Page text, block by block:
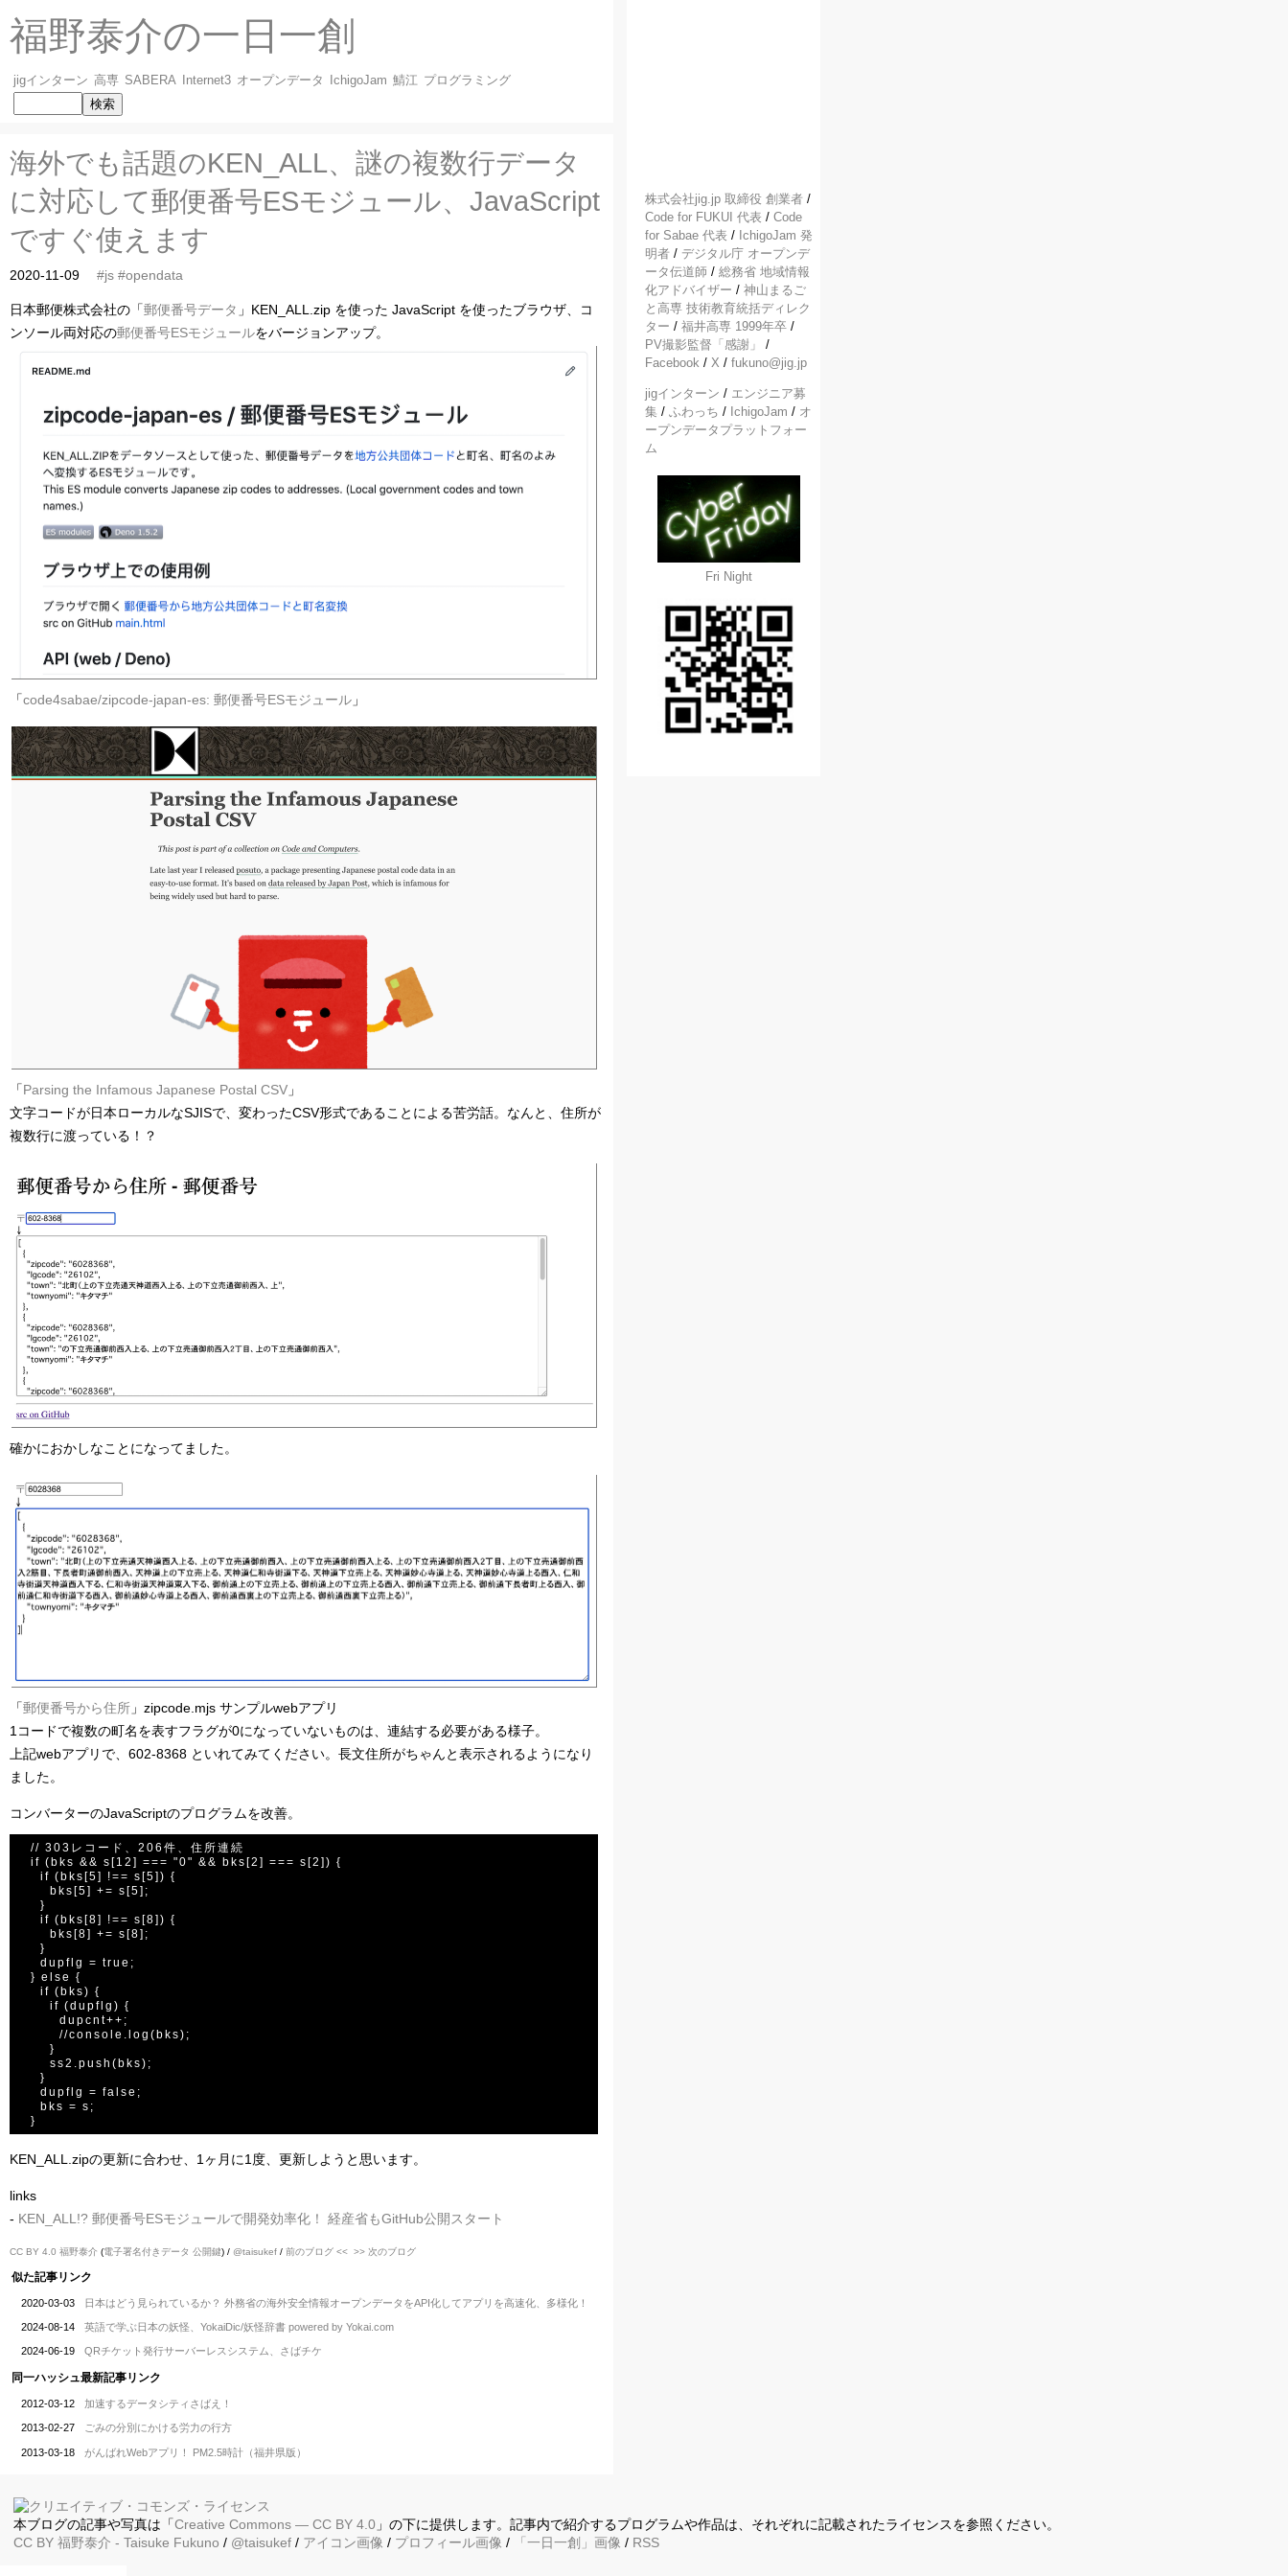
福野泰介の一日一創
jigインターン 高専 SABERA Internet3 オープンデータ IchigoJam 鯖江 プログラミング
海外でも話題のKEN_ALL、謎の複数行データ
に対応して郵便番号ESモジュール、JavaScript
ですぐ使えます
2020-11-09 #js #opendata
日本郵便株式会社の「郵便番号データ 」KEN_ALL.zip を使った JavaScript を使ったブラウザ、コ
ンソール両対応の郵便番号ESモジュールをバージョンアップ。
「code4sabae/zipcode-japan-es: 郵便番号ESモジュール 」
「Parsing the Infamous Japanese Postal CSV 」
文字コードが日本ローカルなSJISで、変わったCSV形式であることによる苦労話。なんと、住所が
複数行に渡っている！？
確かにおかしなことになってました。
「郵便番号から住所 」zipcode.mjs サンプルwebアプリ
1コードで複数の町名を表すフラグが0になっていないものは、連結する必要がある様子。
上記webアプリで、602-8368 といれてみてください。長文住所がちゃんと表示されるようになり
ました。
コンバーターのJavaScriptのプログラムを改善。
  // 303レコード、206件、住所連続
  if (bks && s[12] === "0" && bks[2] === s[2]) {
    if (bks[5] !== s[5]) {
      bks[5] += s[5];
    }
    if (bks[8] !== s[8]) {
      bks[8] += s[8];
    }
    dupflg = true;
  } else {
    if (bks) {
      if (dupflg) {
        dupcnt++;
        //console.log(bks);
      }
      ss2.push(bks);
    }
    dupflg = false;
    bks = s;
KEN_ALL.zipの更新に合わせ、1ヶ月に1度、更新しようと思います。
links
- KEN_ALL!? 郵便番号ESモジュールで開発効率化！ 経産省もGitHub公開スタート
CC BY 4.0 福野泰介 (電子署名付きデータ 公開鍵) / @taisukef / 前のブログ << >> 次のブログ
似た記事リンク
2020-03-03 日本はどう見られているか？ 外務省の海外安全情報オープンデータをAPI化してアプリを高速化、多様化！
2024-08-14 英語で学ぶ日本の妖怪、YokaiDic/妖怪辞書 powered by Yokai.com
2024-06-19 QRチケット発行サーバーレスシステム、さばチケ
同一ハッシュ最新記事リンク
2012-03-12 加速するデータシティさばえ！
2013-02-27 ごみの分別にかける労力の行方
2013-03-18 がんばれWebアプリ！ PM2.5時計（福井県版）
株式会社jig.jp 取締役 創業者 /
Code for FUKUI 代表 / Code
for Sabae 代表 / IchigoJam 発
明者 / デジタル庁 オープンデ
ータ伝道師 / 総務省 地域情報
化アドバイザー / 神山まるご
と高専 技術教育統括ディレク
ター / 福井高専 1999年卒 /
PV撮影監督「感謝」
/
Facebook / X / fukuno@jig.jp
jigインターン / エンジニア募
集 / ふわっち / IchigoJam / オ
ープンデータプラットフォー
ム
Fri Night
本ブログの記事や写真は「Creative Commons — CC BY 4.0 」の下に提供します。記事内で紹介するプログラムや作品は、それぞれに記載されたライセンスを参照ください。
CC BY 福野泰介 - Taisuke Fukuno / @taisukef / アイコン画像 / プロフィール画像 / 「一日一創」画像 / RSS